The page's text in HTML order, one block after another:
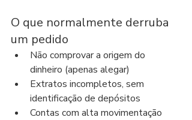
O que normalmente derruba
um pedido
Não comprovar a origem do
dinheiro (apenas alegar)
Extratos incompletos, sem
identificação de depósitos
Contas com alta movimentação